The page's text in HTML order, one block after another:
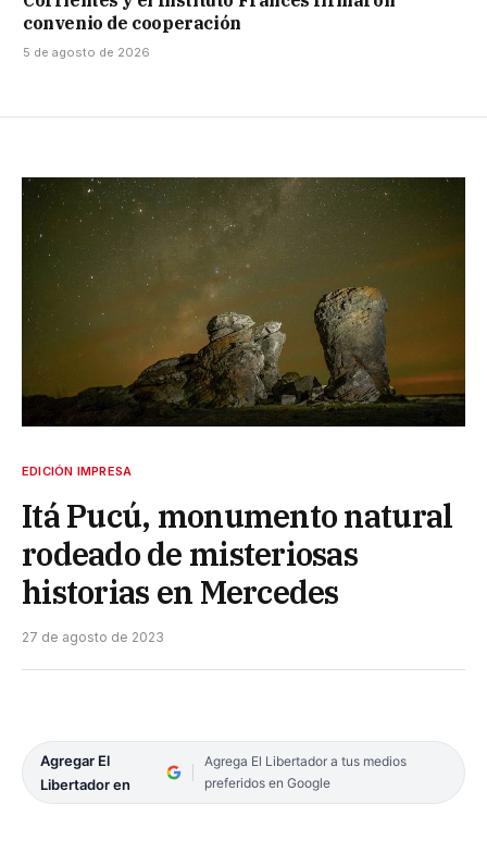
convenio de cooperación
5 de agosto de 2026
EDICIÓN IMPRESA
Itá Pucú, monumento natural
rodeado de misteriosas
historias en Mercedes
27 de agosto de 2023
Agregar El
Libertador en
Agrega El Libertador a tus medios
preferidos en Google